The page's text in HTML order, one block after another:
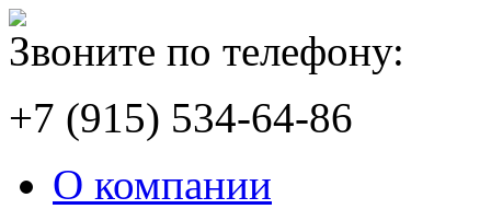
Звоните по телефону:
+7 (915) 534-64-86
О компании